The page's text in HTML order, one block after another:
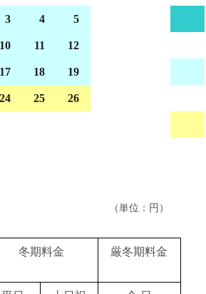
3 4 5
10 11 12
17 18 19
24 25 26
（単位：円）
冬期料金 厳冬期料金